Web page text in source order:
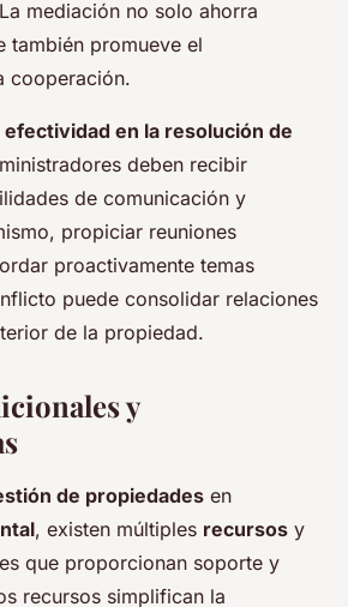
mediación no solo ahorra
también promueve el
cooperación.
efectividad en la resolución de
deben recibir
de comunicación y
propiciar reuniones
proactivamente temas
puede consolidar relaciones
de la propiedad.
y
de propiedades en
, existen múltiples recursos y
que proporcionan soporte y
recursos simplifican la